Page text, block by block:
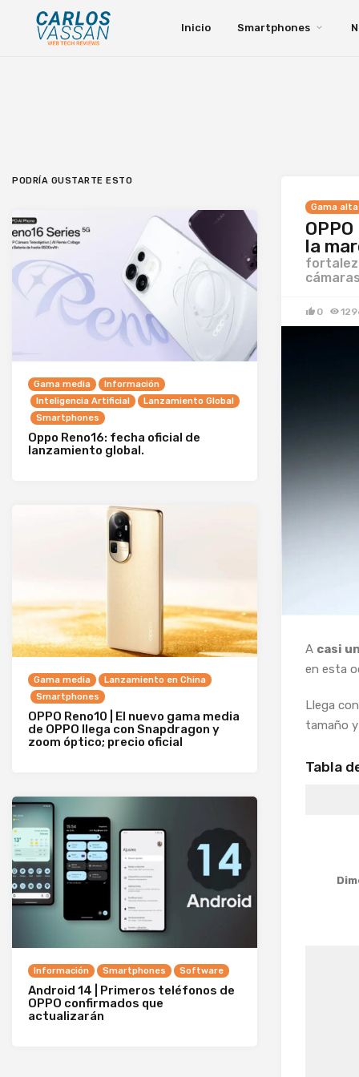
Inicio Smartphones
Gama alta
la
0
A casi
en esta
Llega
tamaño
Tabla
PODRÍA GUSTARTE ESTO
Gama media
Información
Inteligencia Artificial
Lanzamiento Global
Smartphones
Oppo Reno16: fecha oficial de
lanzamiento global.
Gama media
Lanzamiento en China
Smartphones
OPPO Reno10 | El nuevo gama media
de OPPO llega con Snapdragon y
zoom óptico; precio oficial
Información Smartphones Software
Android 14 | Primeros teléfonos de
OPPO confirmados que
actualizarán